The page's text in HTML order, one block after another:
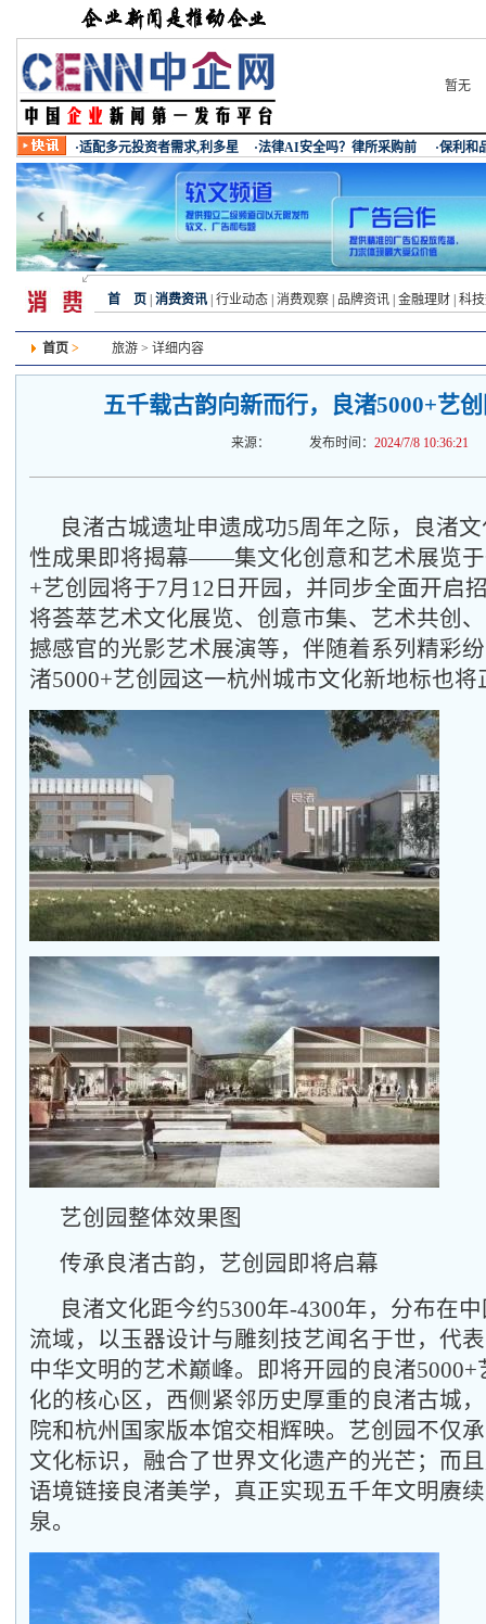
暂无
首 页 消费资讯 行业动态 消费观察 品牌资讯 金融理财 科
首页 > 旅游 > 详细内容
五千载古韵向新而行，良渚5000+艺
来源： 发布时间： 2024/7/8 10:36:21
良渚古城遗址申遗成功5周年之际，良渚
性成果即将揭幕——集文化创意和艺术展览于
+艺创园将于7月12日开园，并同步全面开启
将荟萃艺术文化展览、创意市集、艺术共创
撼感官的光影艺术展演等，伴随着系列精彩
渚5000+艺创园这一杭州城市文化新地标也将
艺创园整体效果图
传承良渚古韵， 艺创园即将启幕
良渚文化距今约5300年-4300年，分布在
流域，以玉器设计与雕刻技艺闻名于世，代
中华文明的艺术巅峰。即将开园的良渚
化的核心区，西侧紧邻历史厚重的良渚古城
院和杭州国家版本馆交相辉映。艺创园不仅
文化标识，融合了世界文化遗产的光芒；而
语境链接良渚美学，真正实现五千年文明赓
泉。